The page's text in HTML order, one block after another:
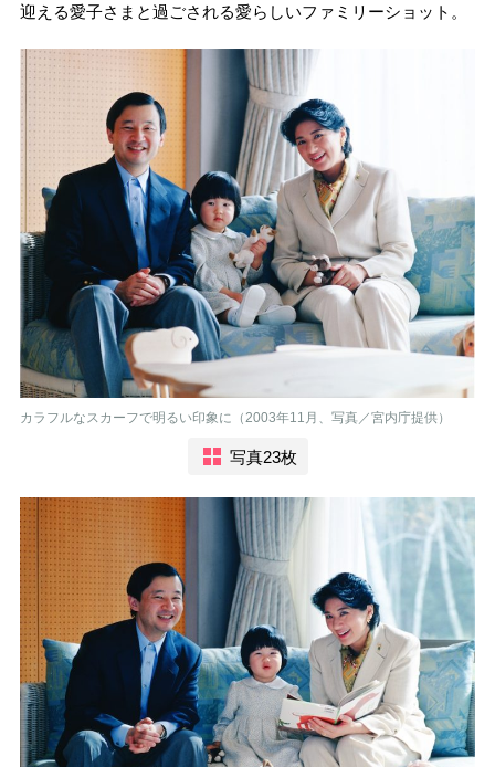
迎える愛子さまと過ごされる愛らしいファミリーショット。
カラフルなスカーフで明るい印象に（2003年11月、写真／宮内庁提供）
写真23枚